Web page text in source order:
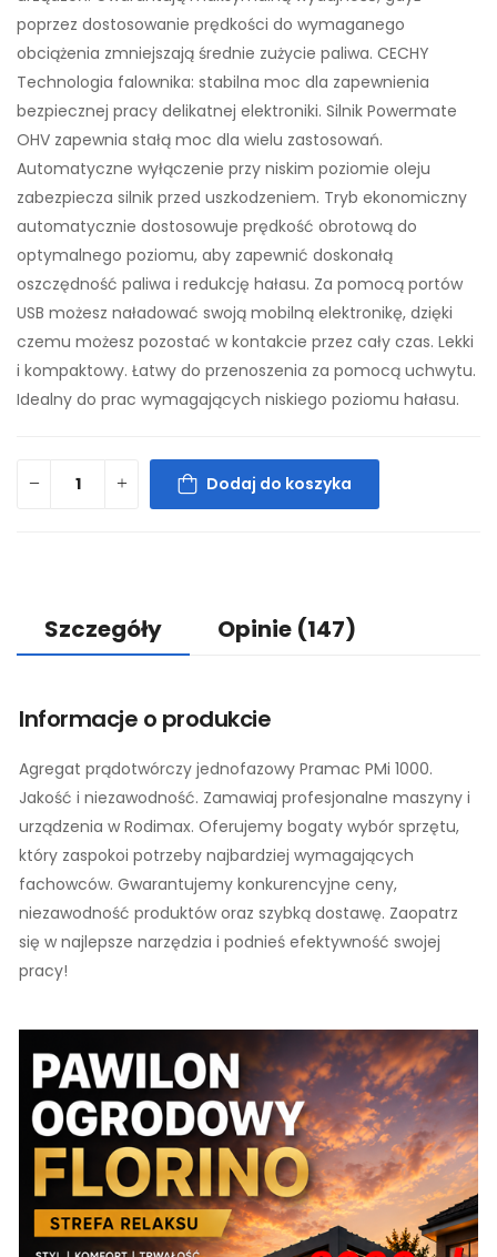
poprzez dostosowanie prędkości do wymaganego
obciążenia zmniejszają średnie zużycie paliwa. CECHY
Technologia falownika: stabilna moc dla zapewnienia
bezpiecznej pracy delikatnej elektroniki. Silnik Powermate
OHV zapewnia stałą moc dla wielu zastosowań.
Automatyczne wyłączenie przy niskim poziomie oleju
zabezpiecza silnik przed uszkodzeniem. Tryb ekonomiczny
automatycznie dostosowuje prędkość obrotową do
optymalnego poziomu, aby zapewnić doskonałą
oszczędność paliwa i redukcję hałasu. Za pomocą portów
USB możesz naładować swoją mobilną elektronikę, dzięki
czemu możesz pozostać w kontakcie przez cały czas. Lekki
i kompaktowy. Łatwy do przenoszenia za pomocą uchwytu.
Idealny do prac wymagających niskiego poziomu hałasu.
Dodaj do koszyka
Szczegóły Opinie (147)
Informacje o produkcie
Agregat prądotwórczy jednofazowy Pramac PMi 1000.
Jakość i niezawodność. Zamawiaj profesjonalne maszyny i
urządzenia w Rodimax. Oferujemy bogaty wybór sprzętu,
który zaspokoi potrzeby najbardziej wymagających
fachowców. Gwarantujemy konkurencyjne ceny,
niezawodność produktów oraz szybką dostawę. Zaopatrz
się w najlepsze narzędzia i podnieś efektywność swojej
pracy!